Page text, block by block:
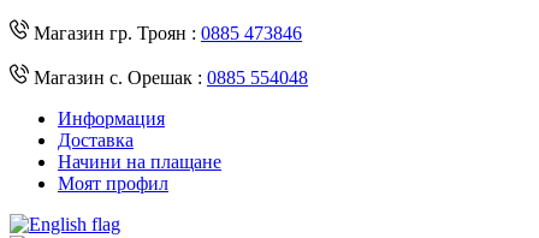
Магазин гр. Троян : 0885 473846
Магазин с. Орешак : 0885 554048
Информация
Доставка
Начини на плащане
Моят профил